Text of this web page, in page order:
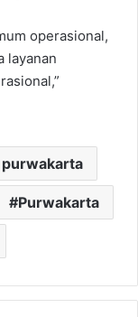
operasional,
layanan
Purwakarta